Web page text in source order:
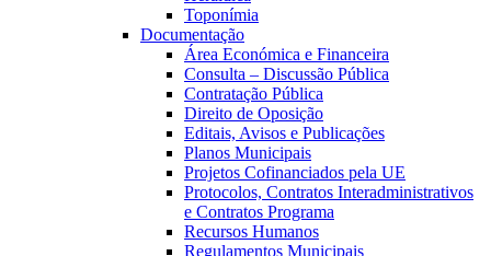
Toponímia
Documentação
Área Económica e Financeira
Consulta – Discussão Pública
Contratação Pública
Direito de Oposição
Editais, Avisos e Publicações
Planos Municipais
Projetos Cofinanciados pela UE
Protocolos, Contratos Interadministrativos
e Contratos Programa
Recursos Humanos
Regulamentos Municipais